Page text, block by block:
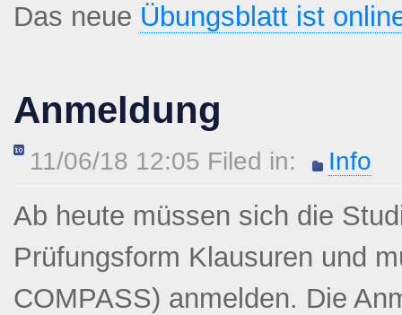
Das neue Übungsblatt ist
Anmeldung
11/06/18 12:05 Filed in: Info
Ab heute müssen sich die
Prüfungsform Klausuren und
COMPASS) anmelden. Die